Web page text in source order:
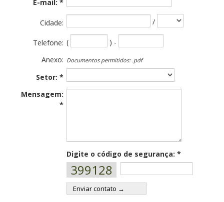
E-mail: *
Cidade: /
Telefone: (
) -
Anexo: Documentos permitidos: .pdf
Setor: *
Mensagem:
*
Digite o código de segurança: *
399128